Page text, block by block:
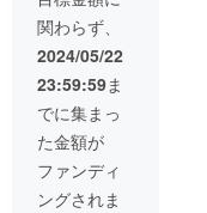
ます）※
事業継
続中 記
入例：
株式会
社ミカ
ン 山
田 太
郎
関わらず、
2024/05/22
23:59:59ま
でに集まっ
た金額が
ファンディ
ングされま